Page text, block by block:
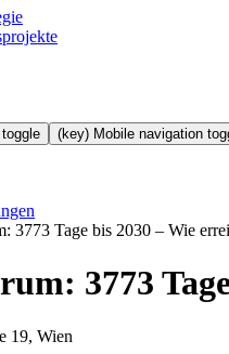
(key) Mobile navigation
3773 Tage bis 2030 – Wie
3773
19, Wien